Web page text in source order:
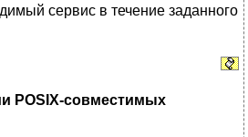
сервис в течение заданного
POSIX-совместимых